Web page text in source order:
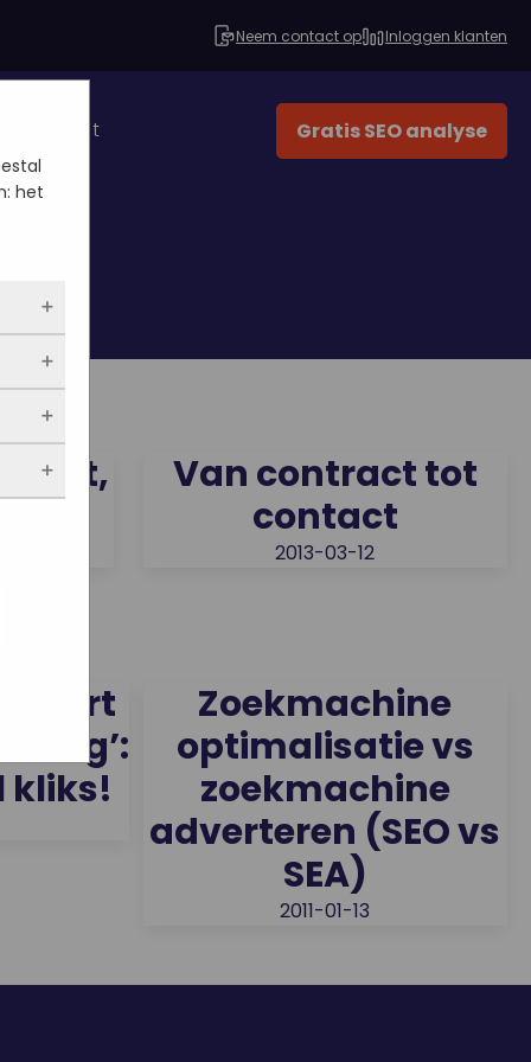
Neem contact op Inloggen klanten
Contact Gratis SEO analyse
Van contract tot
contact
2013-03-12
kliks!
Zoekmachine
optimalisatie vs
zoekmachine
adverteren (SEO vs
SEA)
2011-01-13
het
niet
op